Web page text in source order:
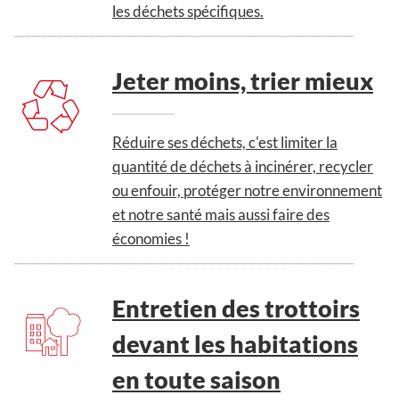
les déchets spécifiques.
Jeter moins, trier mieux
Réduire ses déchets, c'est limiter la
quantité de déchets à incinérer, recycler
ou enfouir, protéger notre environnement
et notre santé mais aussi faire des
économies !
Entretien des trottoirs
devant les habitations
en toute saison